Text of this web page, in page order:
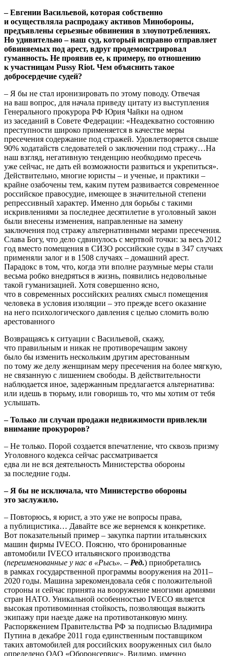
– Евгении Васильевой, которая собственно
и осуществляла распродажу активов Минобороны,
предъявлены серьезные обвинения в злоупотреблениях.
Но удивительно – наш суд, который исправно отправляет
обвиняемых под арест, вдруг продемонстрировал
гуманность. Не проявив ее, к примеру, по отношению
к участницам Pussy Riot. Чем объяснить такое
добросердечие судей?
– Я бы не стал иронизировать по этому поводу. Отвечая
на ваш вопрос, для начала приведу цитату из выступления
Генерального прокурора РФ Юрия Чайки на одном
из заседаний в Совете Федерации: «Неадекватно состоянию
преступности широко применяется в качестве меры
пресечения содержание под стражей. Удовлетворяется свыше
90% ходатайств следователей o заключении под стражу…На
наш взгляд, негативную тенденцию необходимо пресечь
уже сейчас, не дать ей возможности развиться и укрепиться».
Действительно, многие юристы – и ученые, и практики –
крайне озабочены тем, каким путем развивается современное
российское правосудие, имеющее в значительной степени
репрессивный характер. Именно для борьбы с такими
искривлениями за последнее десятилетие в уголовный закон
были внесены изменения, направленные на замену
заключения под стражу альтернативными мерами пресечения.
Слава Богу, что дело сдвинулось c мертвой точки: за весь 2012
год вместо помещения в СИЗО российские суды в 347 случаях
применяли залог и в 1508 случаях – домашний арест.
Парадокс в том, что, когда эти вполне разумные меры стали
весьма робко внедряться в жизнь, появились недовольные
такой гуманизацией. Хотя совершенно ясно,
что в современных российских реалиях смысл помещения
человека в условия изоляции – это прежде всего оказание
на него психологического давления c целью сломить волю
арестованного
Возвращаясь к ситуации c Васильевой, скажу,
что правильным и никак не противоречащим закону
было бы изменить нескольким другим арестованным
по тому же делу женщинам меру пресечения на более мягкую,
не связанную c лишением свободы. B действительности
наблюдается иное, задержанным предлагается альтернатива:
или идешь в тюрьму, или говоришь то, что мы хотим от тебя
услышать.
– Только ли случаи продажи недвижимости привлекли
внимание прокуроров?
– Не только. Порой создается впечатление, что сквозь призму
Уголовного кодекса сейчас рассматривается
едва ли не вся деятельность Министерства обороны
за последние годы.
– Я бы не исключала, что Министерство обороны
это заслужило.
– Повторюсь, я юрист, а это уже не вопросы права,
а публицистика… Давайте все же вернемся к конкретике.
Вот показательный пример – закупка партии итальянских
машин фирмы IVECO. Поясню, что бронированные
автомобили IVECO итальянского производства
(переименованные у нас в «Рысь». – Ред.) приобретались
в рамках государственной программы вооружения на 2011–
2020 годы. Машина зарекомендовала себя с положительной
стороны и сейчас принята на вооружение многими армиями
стран НАТО. Уникальной особенностью IVECO является
высокая противоминная стойкость, позволяющая выжить
экипажу при наезде даже на противотанковую мину.
Распоряжением Правительства РФ за подписью Владимира
Путина в декабре 2011 года единственным поставщиком
таких автомобилей для российских вооруженных сил было
определено ОАО «Оборонсервис». Видимо, именно